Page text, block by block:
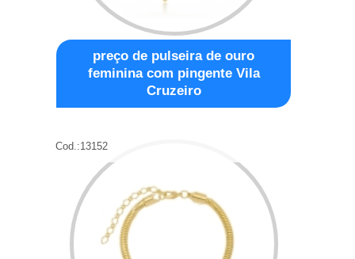
preço de pulseira de ouro
feminina com pingente Vila
Cruzeiro
Cod.:13152